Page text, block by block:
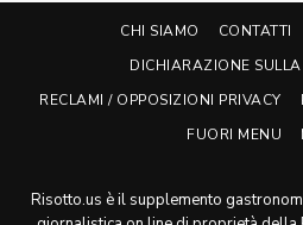
CHI SIAMO CONTATTI
DICHIARAZIONE
RECLAMI / OPPOSIZIONI PRIVACY
FUORI MENU
Risotto.us è il supplemento